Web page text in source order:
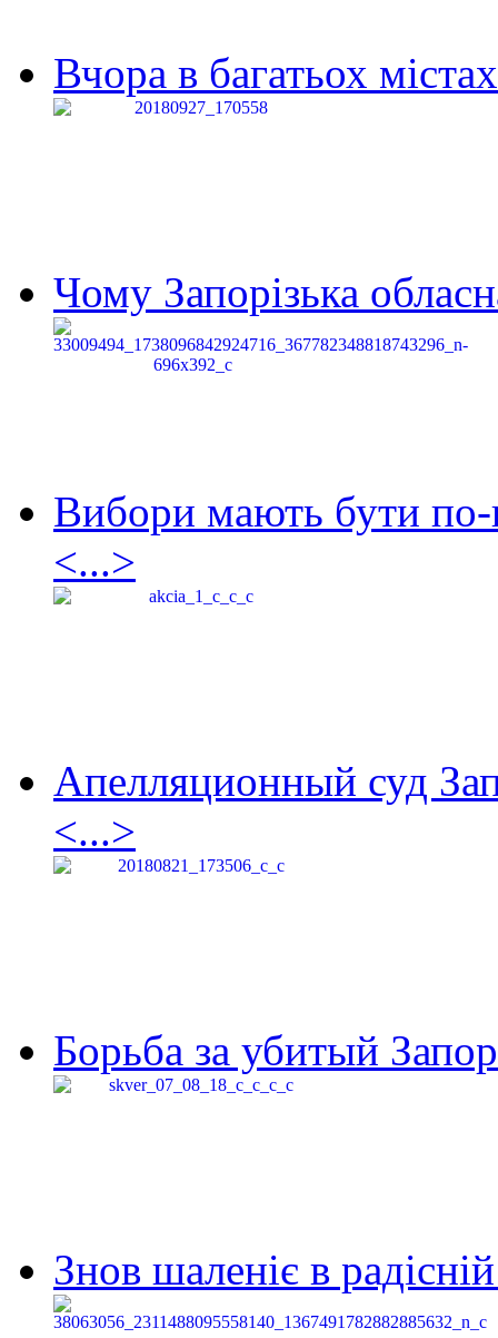
Вчора в багатьох
Чому Запорізька
Вибори мають бути по-
<...>
Апелляционный суд
<...>
Борьба за убитый
Знов шаленіє в